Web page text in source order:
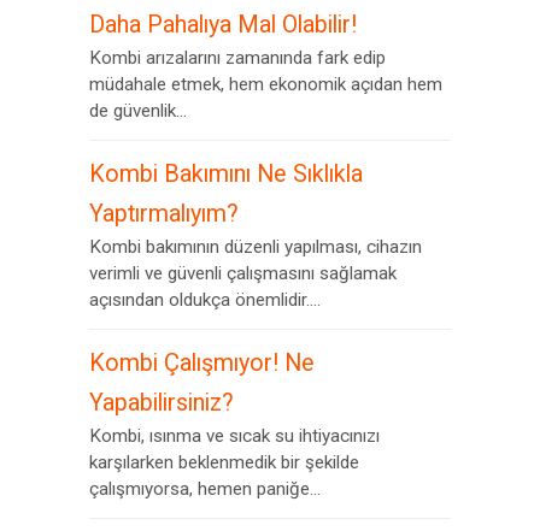
Daha Pahalıya Mal Olabilir!
Kombi arızalarını zamanında fark edip
müdahale etmek, hem ekonomik açıdan hem
de güvenlik...
Kombi Bakımını Ne Sıklıkla
Yaptırmalıyım?
Kombi bakımının düzenli yapılması, cihazın
verimli ve güvenli çalışmasını sağlamak
açısından oldukça önemlidir....
Kombi Çalışmıyor! Ne
Yapabilirsiniz?
Kombi, ısınma ve sıcak su ihtiyacınızı
karşılarken beklenmedik bir şekilde
çalışmıyorsa, hemen paniğe...